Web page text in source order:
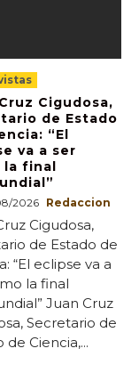
Cigudosa,
de Estado
“El
va a ser
la final
2026 Redaccion
Cigudosa,
de Estado de
“El eclipse va a
la final
Juan Cruz
Secretario de
de Ciencia,...